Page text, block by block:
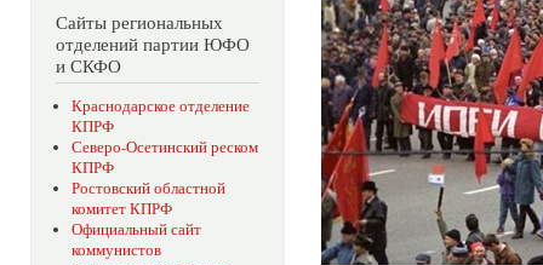
Сайты региональных
отделений партии ЮФО
и СКФО
Краснодарское отделение
КПРФ
Северо-Осетинский реском
КПРФ
Ростовский областной
комитет КПРФ
Официальный сайт
коммунистов